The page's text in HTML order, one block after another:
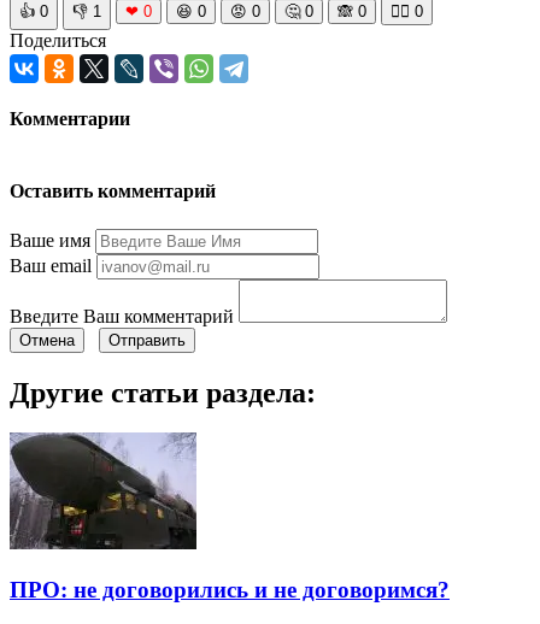
👍 0 👎 1 ❤ 0 😆 0 😡 0 🤔 0 🙈 0 🧘‍♀️ 0
Поделиться
Комментарии
Оставить комментарий
Ваше имя
Ваш email
Введите Ваш комментарий
Отмена Отправить
Другие статьи раздела:
ПРО: не договорились и не договоримся?